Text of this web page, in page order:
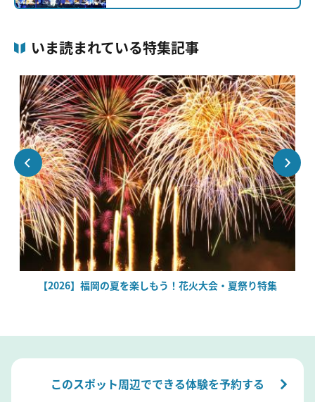
いま読まれている特集記事
【2026】福岡の夏を楽しもう！花火大会・夏祭り特集
このスポット周辺でできる体験を予約する